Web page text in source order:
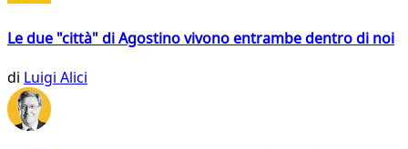
Le due "città" di Agostino vivono entrambe dentro di noi
di Luigi Alici